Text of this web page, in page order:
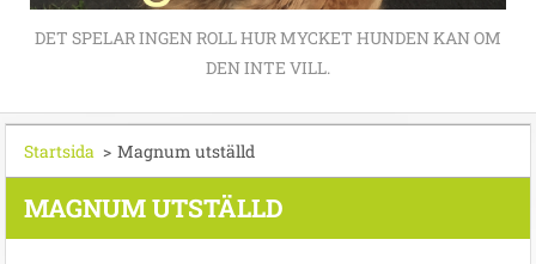
DET SPELAR INGEN ROLL HUR MYCKET HUNDEN KAN OM
DEN INTE VILL.
Startsida > Magnum utställd
MAGNUM UTSTÄLLD